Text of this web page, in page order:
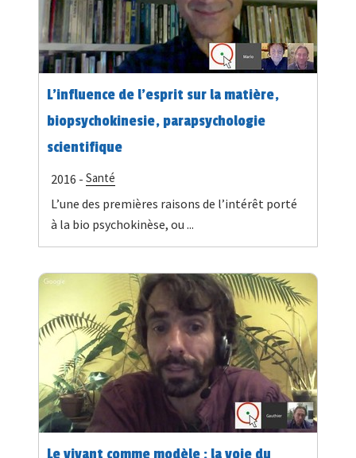
L'influence de l'esprit sur la matière,
biopsychokinesie, parapsychologie
scientifique
2016 - Santé
L’une des premières raisons de l’intérêt porté
à la bio psychokinèse, ou ...
Le vivant comme modèle : la voie du